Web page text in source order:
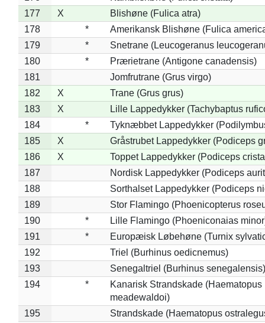
177
X
Blishøne (Fulica atra)
178
*
Amerikansk Blishøne (Fulica
179
*
Snetrane (Leucogeranus
180
*
Prærietrane (Antigone canadensis)
181
Jomfrutrane (Grus virgo)
182
X
Trane (Grus grus)
183
X
Lille Lappedykker (Tachybaptus
184
*
Tyknæbbet Lappedykker
185
X
Gråstrubet Lappedykker (Podiceps
186
X
Toppet Lappedykker (Podiceps
187
Nordisk Lappedykker (Podiceps
188
Sorthalset Lappedykker (Podiceps
189
Stor Flamingo (Phoenicopterus
190
*
Lille Flamingo (Phoeniconaias
191
*
Europæisk Løbehøne (Turnix
192
Triel (Burhinus oedicnemus)
193
Senegaltriel (Burhinus senegalensis)
194
*
Kanarisk Strandskade (Haematopus
meadewaldoi)
195
Strandskade (Haematopus